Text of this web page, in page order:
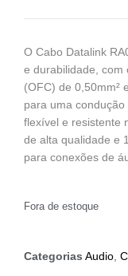
O Cabo Datalink
e durabilidade, com
(OFC) de 0,50mm²
para uma
flexível e resistente
de alta qualidade e
para conexões de
Fora de estoque
Categorias Audio